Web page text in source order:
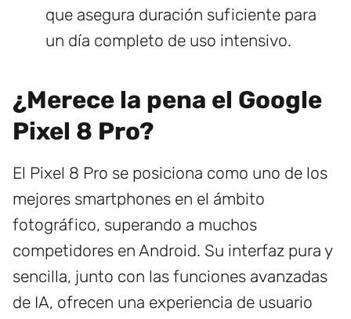
que asegura duración suficiente para
un día completo de uso intensivo.
¿Merece la pena el Google
Pixel 8 Pro?
El Pixel 8 Pro se posiciona como uno de los
mejores smartphones en el ámbito
fotográfico, superando a muchos
competidores en Android. Su interfaz pura y
sencilla, junto con las funciones avanzadas
de IA, ofrecen una experiencia de usuario